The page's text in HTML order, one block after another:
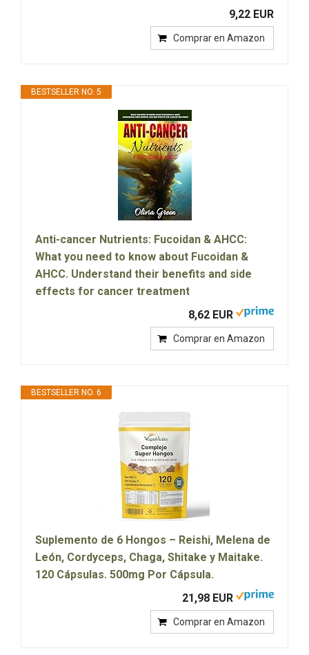
9,22 EUR
Comprar en Amazon
BESTSELLER NO. 5
Anti-cancer Nutrients: Fucoidan & AHCC:
What you need to know about Fucoidan &
AHCC. Understand their benefits and side
effects for cancer treatment
8,62 EUR
Comprar en Amazon
BESTSELLER NO. 6
Suplemento de 6 Hongos – Reishi, Melena de
León, Cordyceps, Chaga, Shitake y Maitake.
120 Cápsulas. 500mg Por Cápsula.
21,98 EUR
Comprar en Amazon